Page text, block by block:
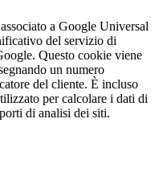
a Google Universal
del servizio di
Questo cookie viene
un numero
del cliente. È incluso
per calcolare i dati di
di analisi dei siti.